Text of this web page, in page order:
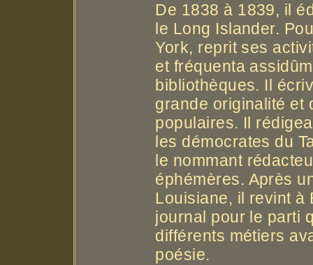
De 1838 à 1839, il
le Long Islander.
York, reprit ses
et fréquenta
bibliothèques. Il
grande originalité et
populaires. Il
les démocrates du
le nommant
éphémères. Après
Louisiane, il revint à
journal pour le parti
différents métiers
poésie.